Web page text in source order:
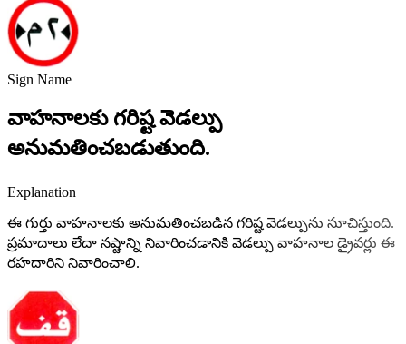
Sign Name
వాహనాలకు గరిష్ట వెడల్పు
అనుమతించబడుతుంది.
Explanation
ఈ గుర్తు వాహనాలకు అనుమతించబడిన గరిష్ట వెడల్పును సూచిస్తుంది.
ప్రమాదాలు లేదా నష్టాన్ని నివారించడానికి వెడల్పు వాహనాల డ్రైవర్లు ఈ
రహదారిని నివారించాలి.